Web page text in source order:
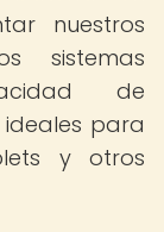
nuestros
sistemas
de
para
y otros